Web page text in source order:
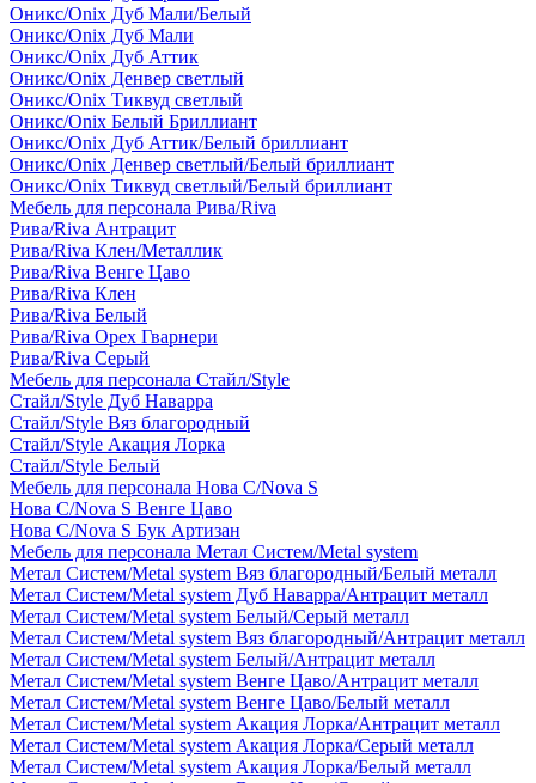
Оникс/Onix Дуб Мали/Белый
Оникс/Onix Дуб Мали
Оникс/Onix Дуб Аттик
Оникс/Onix Денвер светлый
Оникс/Onix Тиквуд светлый
Оникс/Onix Белый Бриллиант
Оникс/Onix Дуб Аттик/Белый бриллиант
Оникс/Onix Денвер светлый/Белый бриллиант
Оникс/Onix Тиквуд светлый/Белый бриллиант
Мебель для персонала Рива/Riva
Рива/Riva Антрацит
Рива/Riva Клен/Металлик
Рива/Riva Венге Цаво
Рива/Riva Клен
Рива/Riva Белый
Рива/Riva Орех Гварнери
Рива/Riva Серый
Мебель для персонала Стайл/Style
Стайл/Style Дуб Наварра
Стайл/Style Вяз благородный
Стайл/Style Акация Лорка
Стайл/Style Белый
Мебель для персонала Нова С/Nova S
Нова С/Nova S Венге Цаво
Нова С/Nova S Бук Артизан
Мебель для персонала Метал Систем/Metal system
Метал Систем/Metal system Вяз благородный/Белый металл
Метал Систем/Metal system Дуб Наварра/Антрацит металл
Метал Систем/Metal system Белый/Серый металл
Метал Систем/Metal system Вяз благородный/Антрацит металл
Метал Систем/Metal system Белый/Антрацит металл
Метал Систем/Metal system Венге Цаво/Антрацит металл
Метал Систем/Metal system Венге Цаво/Белый металл
Метал Систем/Metal system Акация Лорка/Антрацит металл
Метал Систем/Metal system Акация Лорка/Серый металл
Метал Систем/Metal system Акация Лорка/Белый металл